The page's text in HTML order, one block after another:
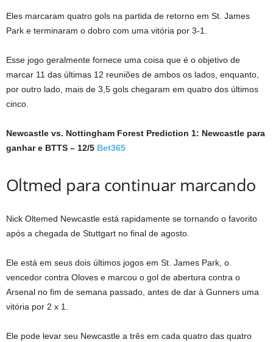
Eles marcaram quatro gols na partida de retorno em St. James
Park e terminaram o dobro com uma vitória por 3-1.
Esse jogo geralmente fornece uma coisa que é o objetivo de
marcar 11 das últimas 12 reuniões de ambos os lados, enquanto,
por outro lado, mais de 3,5 gols chegaram em quatro dos últimos
cinco.
Newcastle vs. Nottingham Forest Prediction 1: Newcastle para
ganhar e BTTS – 12/5 Bet365
Oltmed para continuar marcando
Nick Oltemed Newcastle está rapidamente se tornando o favorito
após a chegada de Stuttgart no final de agosto.
Ele está em seus dois últimos jogos em St. James Park, o
vencedor contra Oloves e marcou o gol de abertura contra o
Arsenal no fim de semana passado, antes de dar à Gunners uma
vitória por 2 x 1.
Ele pode levar seu Newcastle a três em cada quatro das quatro